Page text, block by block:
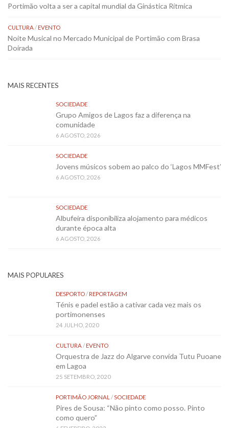
Portimão volta a ser a capital mundial da Ginástica Rítmica
CULTURA /EVENTO
Noite Musical no Mercado Municipal de Portimão com Brasa
Doirada
MAIS RECENTES
SOCIEDADE
Grupo Amigos de Lagos faz a diferença na
comunidade
6 AGOSTO, 2026
SOCIEDADE
Jovens músicos sobem ao palco do ‘Lagos MMFest’
6 AGOSTO, 2026
SOCIEDADE
Albufeira disponibiliza alojamento para médicos
durante época alta
6 AGOSTO, 2026
MAIS POPULARES
DESPORTO /REPORTAGEM
Ténis e padel estão a cativar cada vez mais os
portimonenses
24 JULHO, 2020
CULTURA /EVENTO
Orquestra de Jazz do Algarve convida Tutu Puoane
em Lagoa
25 SETEMBRO, 2020
PORTIMÃO JORNAL / SOCIEDADE
Pires de Sousa: “Não pinto como posso. Pinto
como quero”